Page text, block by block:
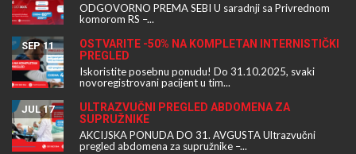
ODGOVORNO PREMA SEBI U saradnji sa Privrednom
komorom RS –...
OSTVARITE -50% NA KOMPLETAN INTERNISTIČKI
PREGLED
SEP 11
Iskoristite posebnu ponudu! Do 31.10.2025, svaki
novoregistrovani pacijent u tim...
ULTRAZVUČNI PREGLED ABDOMENA ZA
SUPRUŽNIKE
JUL 17
AKCIJSKA PONUDA DO 31. AVGUSTA Ultrazvučni
pregled abdomena za supružnike –...